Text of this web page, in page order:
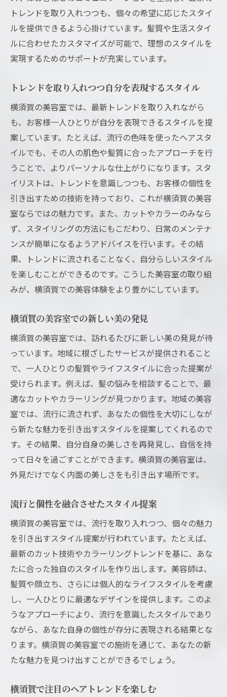
トレンドを取り入れつつも、個々の希望に応じたスタイ
ルを提供できるよう心掛けています。髪質や生活スタイ
ルに合わせたカスタマイズが可能で、理想のスタイルを
実現するためのサポートが充実しています。
トレンドを取り入れつつ自分を表現するスタイル
横須賀の美容室では、最新トレンドを取り入れながら
も、お客様一人ひとりが自分を表現できるスタイルを提
案しています。たとえば、流行の色味を使ったヘアスタ
イルでも、その人の肌色や髪質に合ったアプローチを行
うことで、よりパーソナルな仕上がりになります。スタ
イリストは、トレンドを意識しつつも、お客様の個性を
引き出すための技術を持っており、これが横須賀の美容
室ならではの魅力です。また、カットやカラーのみなら
ず、スタイリングの方法にもこだわり、日常のメンテナ
ンスが簡単になるようアドバイスを行います。その結
果、トレンドに流されることなく、自分らしいスタイル
を楽しむことができるのです。こうした美容室の取り組
みが、横須賀での美容体験をより豊かにしています。
横須賀の美容室での新しい美の発見
横須賀の美容室では、訪れるたびに新しい美の発見が待
っています。地域に根ざしたサービスが提供されること
で、一人ひとりの髪質やライフスタイルに合った提案が
受けられます。例えば、髪の悩みを相談することで、最
適なカットやカラーリングが見つかります。地域の美容
室では、流行に流されず、あなたの個性を大切にしなが
ら新たな魅力を引き出すスタイルを提案してくれるので
す。その結果、自分自身の美しさを再発見し、自信を持
って日々を過ごすことができます。横須賀の美容室は、
外見だけでなく内面の美しさをも引き出す場所です。
流行と個性を融合させたスタイル提案
横須賀の美容室では、流行を取り入れつつ、個々の魅力
を引き出すスタイル提案が行われています。たとえば、
最新のカット技術やカラーリングトレンドを基に、あな
たに合った独自のスタイルを作り出します。美容師は、
髪質や顔立ち、さらには個人的なライフスタイルを考慮
し、一人ひとりに最適なデザインを提供します。このよ
うなアプローチにより、流行を意識したスタイルであり
ながら、あなた自身の個性が存分に表現される結果とな
ります。横須賀の美容室での施術を通じて、あなたの新
たな魅力を見つけ出すことができるでしょう。
横須賀で注目のヘアトレンドを楽しむ